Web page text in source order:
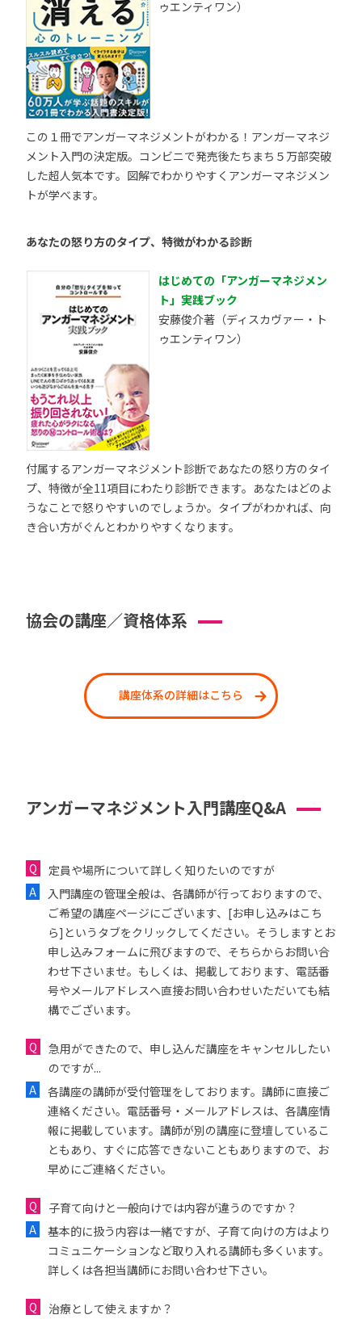
ゥエンティワン）
この１冊でアンガーマネジメントがわかる！アンガーマネジ
メント入門の決定版。コンビニで発売後たちまち５万部突破
した超人気本です。図解でわかりやすくアンガーマネジメン
トが学べます。
あなたの怒り方のタイプ、特徴がわかる診断
はじめての「アンガーマネジメン
ト」実践ブック
安藤俊介著（ディスカヴァー・ト
ゥエンティワン）
付属するアンガーマネジメント診断であなたの怒り方のタイ
プ、特徴が全11項目にわたり診断できます。あなたはどのよ
うなことで怒りやすいのでしょうか。タイプがわかれば、向
き合い方がぐんとわかりやすくなります。
協会の講座／資格体系
講座体系の詳細はこちら
アンガーマネジメント入門講座Q&A
定員や場所について詳しく知りたいのですが
入門講座の管理全般は、各講師が行っておりますので、
ご希望の講座ページにございます、[お申し込みはこち
ら]というタブをクリックしてください。そうしますとお
申し込みフォームに飛びますので、そちらからお問い合
わせ下さいませ。もしくは、掲載しております、電話番
号やメールアドレスへ直接お問い合わせいただいても結
構でございます。
急用ができたので、申し込んだ講座をキャンセルしたい
のですが...
各講座の講師が受付管理をしております。講師に直接ご
連絡ください。電話番号・メールアドレスは、各講座情
報に掲載しています。講師が別の講座に登壇しているこ
ともあり、すぐに応答できないこともありますので、お
早めにご連絡ください。
子育て向けと一般向けでは内容が違うのですか？
基本的に扱う内容は一緒ですが、子育て向けの方はより
コミュニケーションなど取り入れる講師も多くいます。
詳しくは各担当講師にお問い合わせ下さい。
治療として使えますか？